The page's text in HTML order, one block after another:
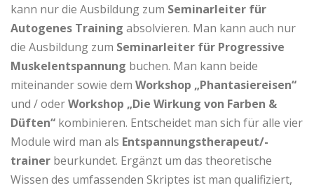
kann nur die Ausbildung zum Seminarleiter für
Autogenes Training absolvieren. Man kann auch nur
die Ausbildung zum Seminarleiter für Progressive
Muskelentspannung buchen. Man kann beide
miteinander sowie dem Workshop „Phantasiereisen“
und / oderWorkshop „Die Wirkung von Farben &
Düften“ kombinieren. Entscheidet man sich für alle vier
Module wird man als Entspannungstherapeut/-
trainer beurkundet. Ergänzt um das theoretische
Wissen des umfassenden Skriptes ist man qualifiziert,